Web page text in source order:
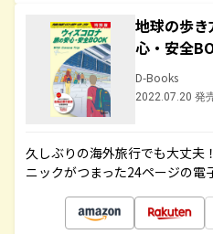
地球の歩
心・安全
D-Books
2022.07.20 発
久しぶりの海外旅行でも大丈夫
ニックがつまった24ページの電